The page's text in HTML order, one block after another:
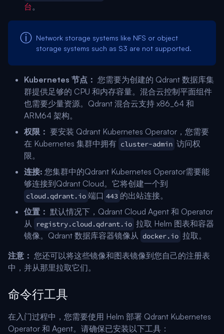
台。
Network storage systems like NFS or object
storage systems such as S3 are not supported.
Kubernetes 节点： 您需要为创建的 Qdrant 数据库集
群提供足够的 CPU 和内存容量。混合云控制平面组件
也需要少量资源。Qdrant 混合云支持 x86_64 和
ARM64 架构。
权限： 要安装 Qdrant Kubernetes Operator，您需要
在 Kubernetes 集群中拥有 cluster-admin 访问权
限。
连接: 您集群中的Qdrant Kubernetes Operator需要能
够连接到Qdrant Cloud。它将创建一个到
cloud.qdrant.io 端口 443 的出站连接。
位置： 默认情况下，Qdrant Cloud Agent 和 Operator
从
registry.cloud.qdrant.io 拉取 Helm 图表和容器
镜像。Qdrant 数据库容器镜像从 docker.io 拉取。
注意： 您还可以将这些镜像和图表镜像到您自己的注册表
中，并从那里拉取它们。
命令行工具
在入门过程中，您需要使用 Helm 部署 Qdrant Kubernetes
Operator 和 Agent。请确保已安装以下工具：